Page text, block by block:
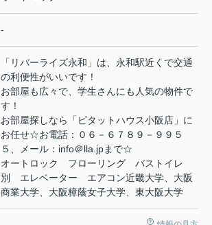
-
「リバーライズ永和」は、永和駅近くで交通
の利便性がいいです！
お部屋も広々で、学生さんにも人気の物件で
す！
お部屋探しなら「ピタットハウス小阪店」に
お任せ☆お電話：０６－６７８９－９９５
５、メール：info＠lla.jpまで☆
オートロック フローリング バストイレ
別 エレベーター エアコン近畿大学、大阪
商業大学、大阪樟蔭女子大学、東大阪大学